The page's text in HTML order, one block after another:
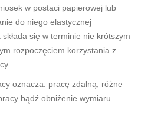
w postaci papierowej lub
do niego elastycznej
się w terminie nie krótszym
rozpoczęciem korzystania z
oznacza: pracę zdalną, różne
bądź obniżenie wymiaru